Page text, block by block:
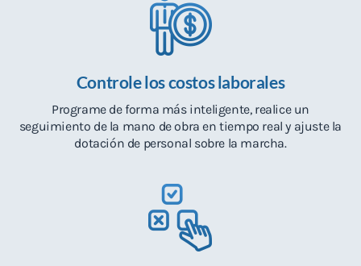
Controle los costos laborales
Programe de forma más inteligente, realice un
seguimiento de la mano de obra en tiempo real y ajuste la
dotación de personal sobre la marcha.